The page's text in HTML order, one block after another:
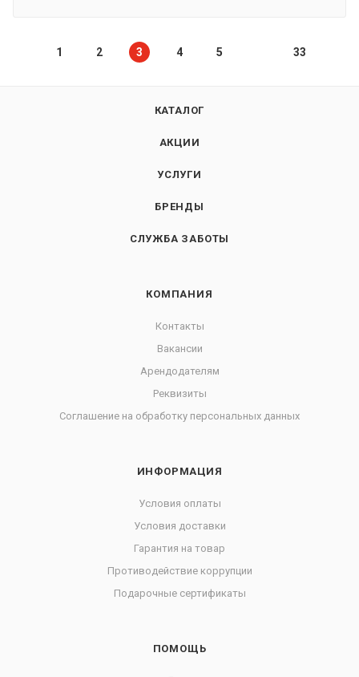
1 2 3 4 5 33
КАТАЛОГ
АКЦИИ
УСЛУГИ
БРЕНДЫ
СЛУЖБА ЗАБОТЫ
КОМПАНИЯ
Контакты
Вакансии
Арендодателям
Реквизиты
Соглашение на обработку персональных данных
ИНФОРМАЦИЯ
Условия оплаты
Условия доставки
Гарантия на товар
Противодействие коррупции
Подарочные сертификаты
ПОМОЩЬ